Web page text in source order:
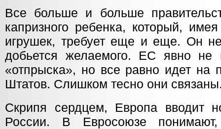
Все больше и больше
капризного ребенка, который,
игрушек, требует еще и еще. Он
добьется желаемого. ЕС явно не
«отпрыска», но все равно идет на
Штатов. Слишком тесно они
Скрипя сердцем, Европа вводит
России. В Евросоюзе понимают,